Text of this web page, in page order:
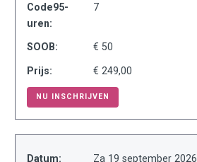
Code95-
uren:
7
SOOB: € 50
Prijs: € 249,00
NU INSCHRIJVEN
Datum:
Za 19 september 2026